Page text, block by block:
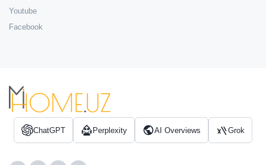
Youtube
Facebook
ChatGPT Perplexity AI Overviews Grok